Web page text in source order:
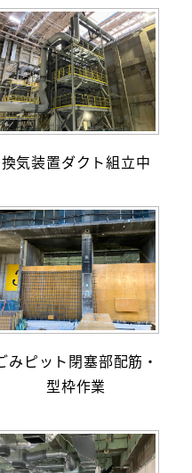
換気装置ダクト組立中
みピット閉塞部配筋・
型枠作業